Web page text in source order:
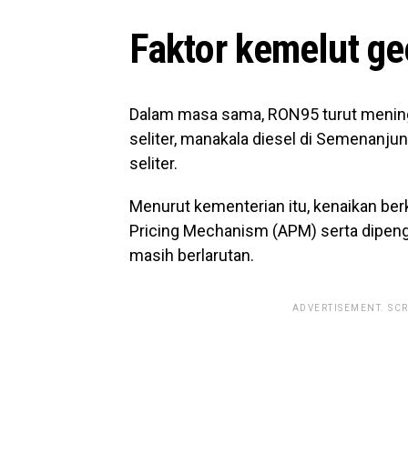
Faktor kemelut
Dalam masa sama, RON95 turut
seliter, manakala diesel di
seliter.
Menurut kementerian itu, kenaikan
Pricing Mechanism (APM) serta
masih berlarutan.
ADVERTISEMENT.